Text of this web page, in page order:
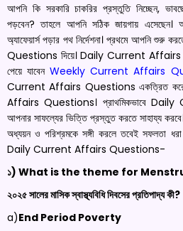
আপনি কি সরকারি চাকরির প্রস্তুতি নিচ্ছেন, ভাবছেন
পড়বেন? তাহলে আপনি সঠিক জায়গায় এসেছেন।
অ্যাফেয়ার্স পড়ার পথ নির্দেশনা। প্রথমে আপনি
Questions দিয়ে। Daily Current Affairs
পেয়ে যাবেনWeekly Current Affairs
Current Affairs Questions একত্রিত
Affairs Questions। প্রাথমিকভাবে
আপনার সাফল্যের ভিত্তি প্রস্তুত করতে সাহায্য
অধ্যয়ন ও পরিশ্রমকে সঙ্গী করলে তবেই সফলতা
Daily Current Affairs Questions-
১) What is the theme for
২০২৫ সালের মাসিক স্বাস্থ্যবিধি দিবসের প্রতিপাদ্য কী?
a)End Period Poverty